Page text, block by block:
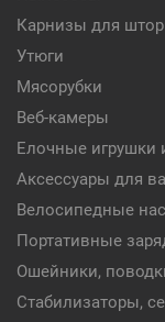
Карнизы для штор
Утюги
Мясорубки
Веб-камеры
Елочные игрушки
Аксессуары для
Велосипедные
Портативные
Ошейники,
Стабилизаторы,